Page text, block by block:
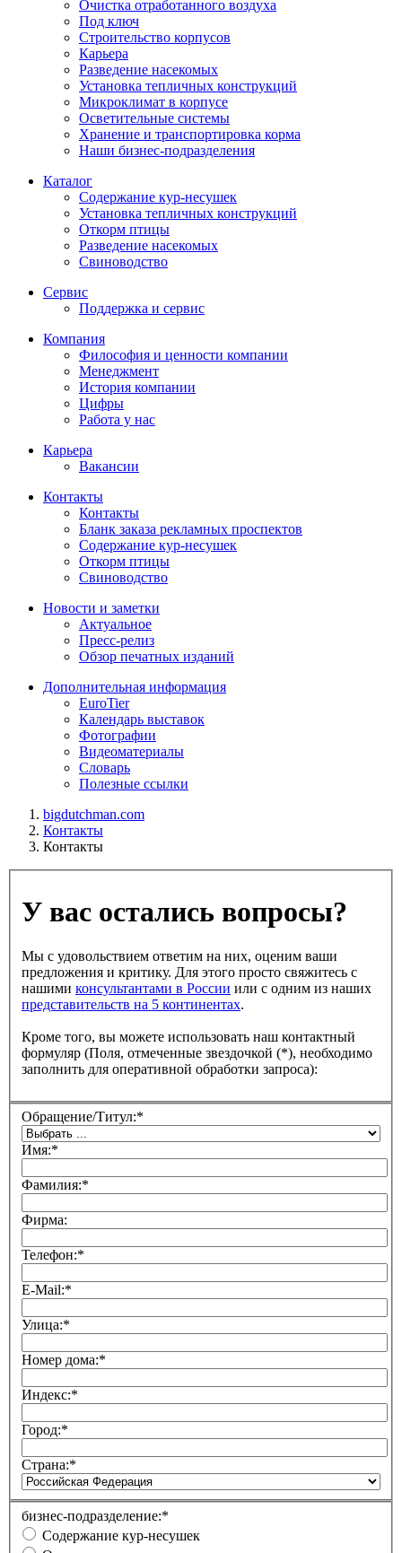
Очистка отработанного воздуха
Под ключ
Строительство корпусов
Карьера
Разведение насекомых
Установка тепличных конструкций
Микроклимат в корпусе
Осветительные системы
Хранение и транспортировка корма
Наши бизнес-подразделения
Каталог
Содержание кур-несушек
Установка тепличных конструкций
Откорм птицы
Разведение насекомых
Свиноводство
Сервис
Поддержка и сервис
Компания
Философия и ценности компании
Менеджмент
История компании
Цифры
Работа у нас
Карьера
Вакансии
Контакты
Контакты
Бланк заказа рекламных проспектов
Содержание кур-несушек
Откорм птицы
Свиноводство
Новости и заметки
Актуальное
Пресс-релиз
Обзор печатных изданий
Дополнительная информация
EuroTier
Календарь выставок
Фотографии
Видеоматериалы
Словарь
Полезные ссылки
bigdutchman.com
Контакты
Контакты
У вас остались вопросы?
Мы с удовольствием ответим на них, оценим ваши
предложения и критику. Для этого просто свяжитесь с
нашими консультантами в России или с одним из наших
представительств на 5 континентах.
Кроме того, вы можете использовать наш контактный
формуляр (Поля, отмеченные звездочкой (*), необходимо
заполнить для оперативной обработки запроса):
Обращение/Титул:*
Имя:*
Фамилия:*
Фирма:
Телефон:*
E-Mail:*
Улица:*
Номер дома:*
Индекс:*
Город:*
Страна:*
бизнес-подразделение:*
Содержание кур-несушек